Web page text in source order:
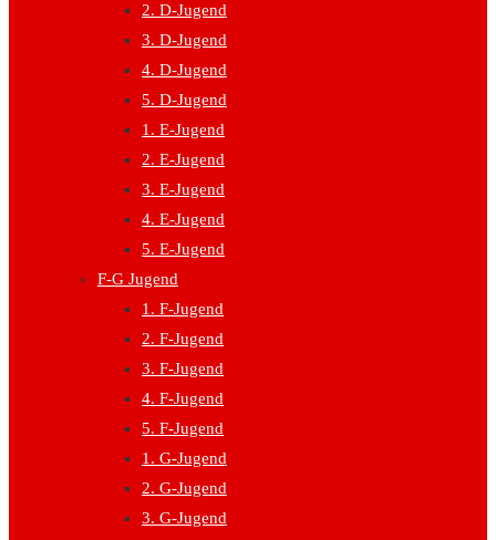
2. D-Jugend
3. D-Jugend
4. D-Jugend
5. D-Jugend
1. E-Jugend
2. E-Jugend
3. E-Jugend
4. E-Jugend
5. E-Jugend
F-G Jugend
1. F-Jugend
2. F-Jugend
3. F-Jugend
4. F-Jugend
5. F-Jugend
1. G-Jugend
2. G-Jugend
3. G-Jugend